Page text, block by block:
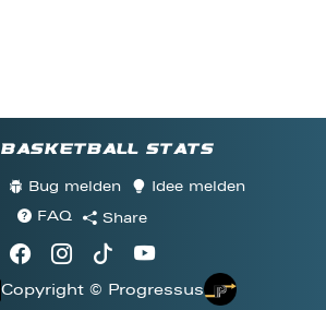
Basketball stats
Bug melden
Idee melden
FAQ
Share
Copyright © Progressus